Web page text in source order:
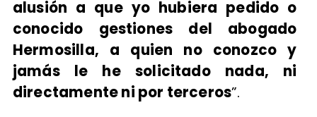
alusión a que yo hubiera pedido o
conocido gestiones del abogado
Hermosilla, a quien no conozco y
jamás le he solicitado nada, ni
directamente ni por terceros”.